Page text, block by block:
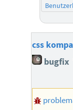
css
bugfix